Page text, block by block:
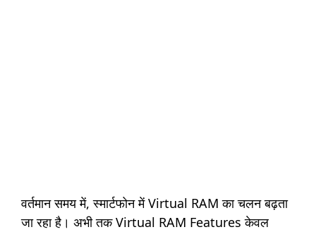
वर्तमान समय में, स्मार्टफोन में Virtual RAM का चलन बढ़ता
जा रहा है। अभी तक Virtual RAM Features केवल